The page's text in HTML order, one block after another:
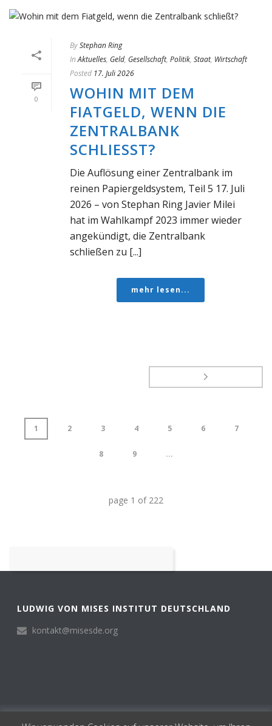
0
ByStephan Ring
In Aktuelles, Geld, Gesellschaft, Politik, Staat, Wirtschaft
Posted 17. Juli 2026
WOHIN MIT DEM
FIATGELD, WENN DIE
ZENTRALBANK
SCHLIESST?
Die Auflösung einer Zentralbank im
reinen Papiergeldsystem, Teil 5 17. Juli
2026 – von Stephan Ring Javier Milei
hat im Wahlkampf 2023 immer wieder
angekündigt, die Zentralbank
schließen zu [...]
mehr lesen...
1 2 3 4 5 6 7
8 9 ...
page 1 of 222
LUDWIG VON MISES INSTITUT DEUTSCHLAND
kontakt@misesde.org